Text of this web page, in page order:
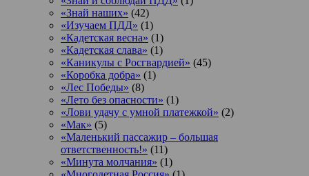
«Знай наших» (42)
«Изучаем ПДД» (1)
«Кадетская весна» (1)
«Кадетская слава» (1)
«Каникулы с Росгвардией» (45)
«Коробка добра» (1)
«Лес Победы» (8)
«Лето без опасности» (1)
«Лови удачу с умной платежкой» (2)
«Мак» (5)
«Маленький пассажир – большая
ответственность!» (11)
«Минута молчания» (1)